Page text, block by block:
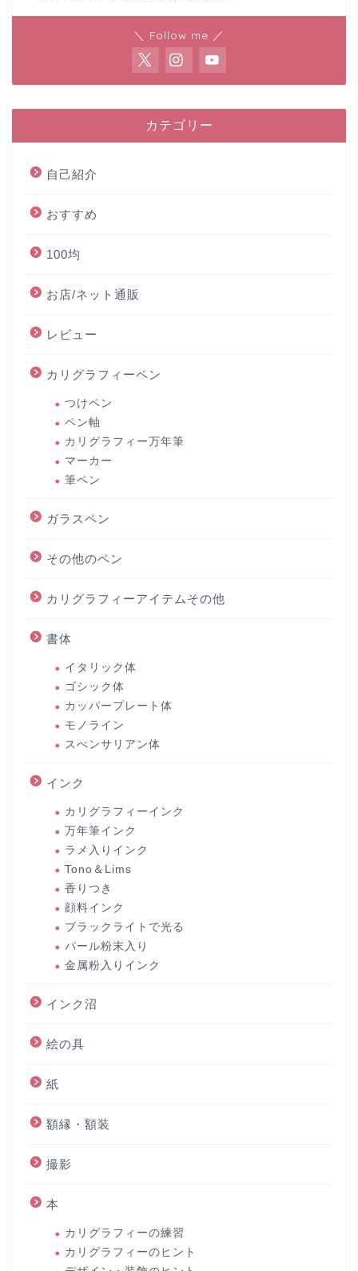
＼ Follow me ／
カテゴリー
自己紹介
おすすめ
100均
お店/ネット通販
レビュー
カリグラフィーペン
つけペン
ペン軸
カリグラフィー万年筆
マーカー
筆ペン
ガラスペン
その他のペン
カリグラフィーアイテムその他
書体
イタリック体
ゴシック体
カッパープレート体
モノライン
スぺンサリアン体
インク
カリグラフィーインク
万年筆インク
ラメ入りインク
Tono＆Lims
香りつき
顔料インク
ブラックライトで光る
パール粉末入り
金属粉入りインク
インク沼
絵の具
紙
額縁・額装
撮影
本
カリグラフィーの練習
カリグラフィーのヒント